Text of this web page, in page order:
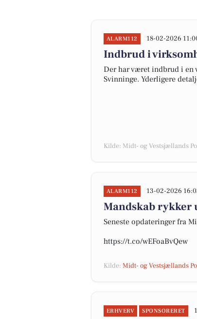
ALARM112 18-02-2026
Indbrud i
Der har været indbrud i en
Svinninge. Yderligere
Kilde: Midt- og Vestsjællands
ALARM112 13-02-2026
Mandskab
Seneste opdateringer fra
https://t.co/wEFoaBvQew
Kilde: Midt- og Vestsjællands
ERHVERV SPONSORERET